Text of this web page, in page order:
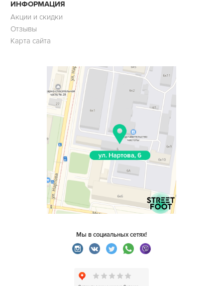
ИНФОРМАЦИЯ
Акции и скидки
Отзывы
Карта сайта
Мы в социальных сетях!